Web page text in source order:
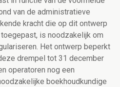
van de administratieve
kracht die op dit ontwerp
is noodzakelijk om
Het ontwerp beperkt
drempel tot 31 december
operatoren nog een
boekhoudkundige